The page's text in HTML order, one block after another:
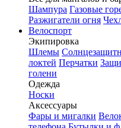
Шампура Газовые
Разжигатели огня
Велоспорт
Экипировка
Шлемы
локтей Перчатки
голени
Одежда
Носки
Аксессуары
Фары и мигалки